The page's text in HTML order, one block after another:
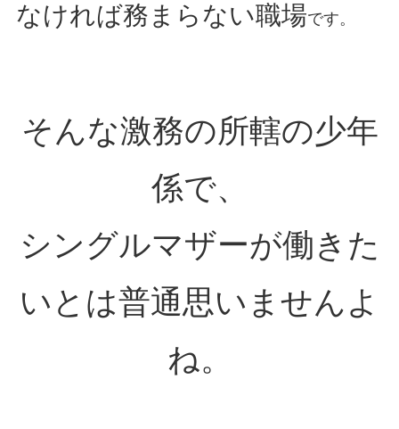
なければ務まらない職場です。
そんな激務の所轄の少年
係で、
シングルマザーが働きた
いとは普通思いませんよ
ね。